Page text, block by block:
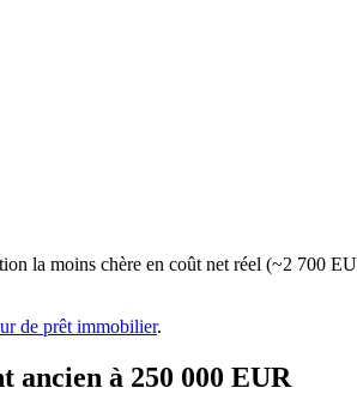
la moins chère en coût net réel (~2 700
de prêt immobilier.
ancien à 250 000 EUR